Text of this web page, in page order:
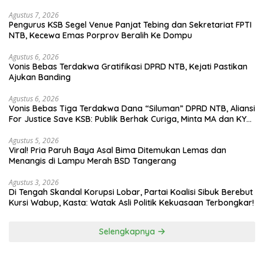
Agustus 7, 2026
Pengurus KSB Segel Venue Panjat Tebing dan Sekretariat FPTI
NTB, Kecewa Emas Porprov Beralih Ke Dompu
Agustus 6, 2026
Vonis Bebas Terdakwa Gratifikasi DPRD NTB, Kejati Pastikan
Ajukan Banding
Agustus 6, 2026
Vonis Bebas Tiga Terdakwa Dana “Siluman” DPRD NTB, Aliansi
For Justice Save KSB: Publik Berhak Curiga, Minta MA dan KY
Agustus 5, 2026
Viral! Pria Paruh Baya Asal Bima Ditemukan Lemas dan
Menangis di Lampu Merah BSD Tangerang
Agustus 3, 2026
Di Tengah Skandal Korupsi Lobar, Partai Koalisi Sibuk Berebut
Kursi Wabup, Kasta: Watak Asli Politik Kekuasaan Terbongkar!
Selengkapnya